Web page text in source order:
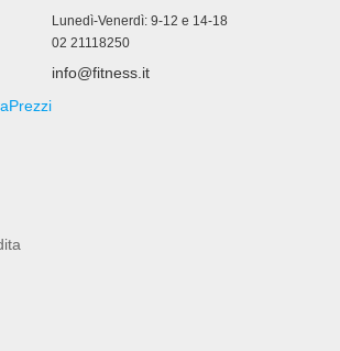
Lunedì-Venerdì: 9-12 e 14-18
02 21118250
info@fitness.it